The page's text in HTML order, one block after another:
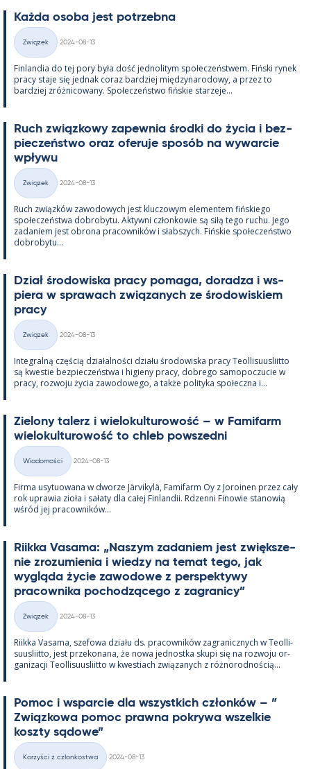
Każda osoba jest potrzebna
Kategorie
Związek
2024-08-13
Fin­lan­dia do tej pory była dość jed­no­li­tym społeczeństwem. Fiński ry­nek
pracy staje się jed­nak co­raz bardziej między­na­ro­dowy, a przez to
bardziej zróż­nicowany. Społeczeństwo fińs­kie starzeje...
Ruch związ­kowy za­pew­nia środki do życia i bez­
pieczeństwo oraz ofe­ruje sposób na wywarcie
wpływu
Kategorie
Związek
2024-08-13
Ruch związków zawo­dowych jest kluczowym ele­men­tem fińs­kiego
społeczeństwa do­bro­bytu. Ak­tywni człon­kowie są siłą tego ruchu. Jego
za­da­niem jest obrona pracow­ników i słabszych. Fińs­kie społeczeństwo
do­bro­bytu...
Dział śro­dowiska pracy po­maga, do­radza i ws­
piera w sprawach związa­nych ze śro­dowis­kiem
pracy
Kategorie
Związek
2024-08-13
In­te­gralną częścią działal­ności działu śro­dowiska pracy Teol­li­suus­liitto
są kwes­tie bez­pieczeństwa i hi­gieny pracy, dobrego sa­mo­poczucie w
pracy, rozwoju życia zawo­dowego, a także po­li­tyka społeczna i...
Zie­lony ta­lerz i wie­lo­kul­tu­rowość – w Fa­mi­farm
wie­lo­kul­tu­rowość to ch­leb powszedni
Kategorie
Wiadomości
2024-08-13
Firma usy­tuowana w dworze Jär­vi­kylä, Fa­mi­farm Oy z Jo­roi­nen przez cały
rok uprawia zioła i sałaty dla całej Fin­lan­dii. Rdzenni Fi­nowie sta­nowią
wśród jej pracow­ników...
Riikka Va­sama: „Naszym za­da­niem jest zwiększe­
nie zrozu­mie­nia i wiedzy na te­mat tego, jak
wygląda życie zawo­dowe z pers­pek­tywy
pracow­nika poc­hodzącego z za­gra­nicy”
Kategorie
Związek
2024-08-13
Riikka Va­sama, sze­fowa działu ds. pracow­ników za­gra­nicz­nych w Teol­li­
suus­liitto, jest prze­ko­nana, że nowa jed­nostka skupi się na rozwoju or­
ga­nizacji Teol­li­suus­liitto w kwes­tiach związa­nych z róż­no­rod­nością...
Po­moc i ws­parcie dla wszyst­kich członków – ”
Związ­kowa po­moc prawna pok­rywa wszel­kie
koszty są­dowe”
Kategorie
Korzyści z członkostwa
2024-08-13